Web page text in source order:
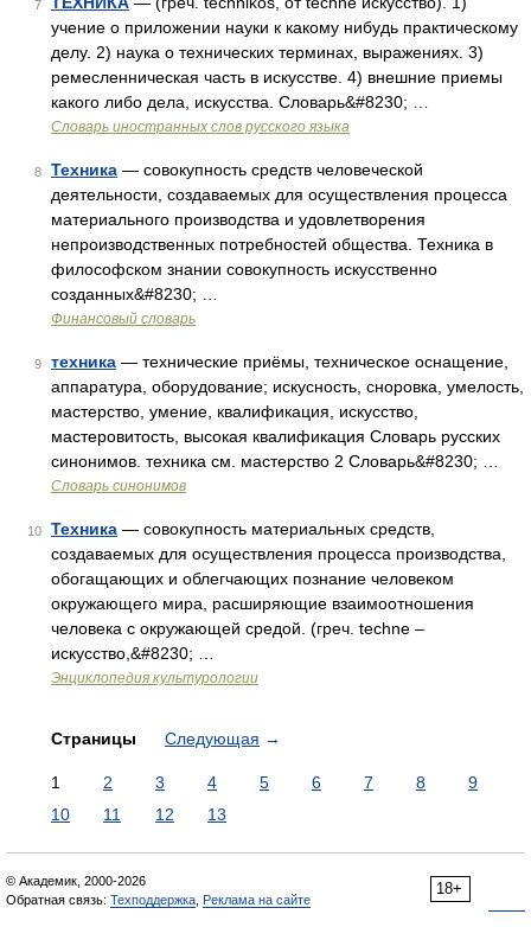
7
учение о приложении науки к какому нибудь практическому
делу. 2) наука о технических терминах, выражениях. 3)
ремесленническая часть в искусстве. 4) внешние приемы
какого либо дела, искусства. Словарь&#8230; …
Словарь иностранных слов русского языка
8 Техника — совокупность средств человеческой
деятельности, создаваемых для осуществления процесса
материального производства и удовлетворения
непроизводственных потребностей общества. Техника в
философском знании совокупность искусственно
созданных&#8230; …
Финансовый словарь
9 техника — технические приёмы, техническое оснащение,
аппаратура, оборудование; искусность, сноровка, умелость,
мастерство, умение, квалификация, искусство,
мастеровитость, высокая квалификация Словарь русских
синонимов. техника см. мастерство 2 Словарь&#8230; …
Словарь синонимов
10 Техника — совокупность материальных средств,
создаваемых для осуществления процесса производства,
обогащающих и облегчающих познание человеком
окружающего мира, расширяющие взаимоотношения
человека с окружающей средой. (греч. techne –
искусство,&#8230; …
Энциклопедия культурологии
Страницы Следующая →
1 2 3 4 5 6 7 8
9
10
11 12 13
18+
© Академик, 2000-2026
Обратная связь: Техподдержка Реклама на сайте